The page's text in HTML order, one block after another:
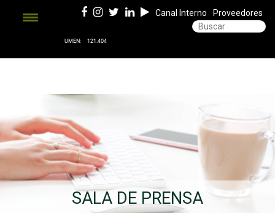
Canal Interno Proveedores
SALA DE PRENSA